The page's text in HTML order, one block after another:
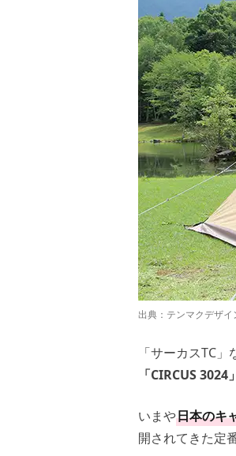
出典： テンマクデザイ
「サーカスTC
「CIRCUS 3024」
いまや日本のキ
開されてきた定